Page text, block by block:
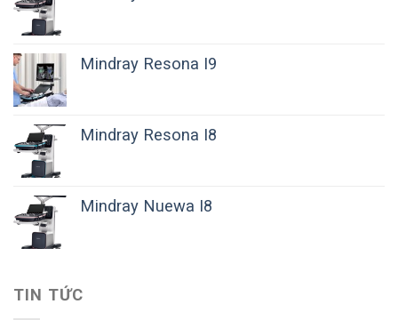
Mindray Resona I9
Mindray Resona I8
Mindray Nuewa I8
TIN TỨC